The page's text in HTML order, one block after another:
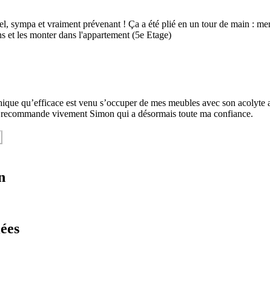
sympa et vraiment prévenant ! Ça a été plié en un tour de main :
et les monter dans l'appartement (5e Etage)
qu’efficace est venu s’occuper de mes meubles avec son
vivement Simon qui a désormais toute ma confiance.